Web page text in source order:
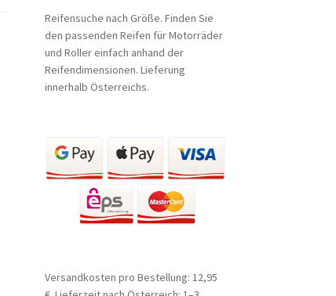
Reifensuche nach Größe. Finden Sie
den passenden Reifen für Motorräder
und Roller einfach anhand der
Reifendimensionen. Lieferung
innerhalb Österreichs.
Versandkosten pro Bestellung: 12,95